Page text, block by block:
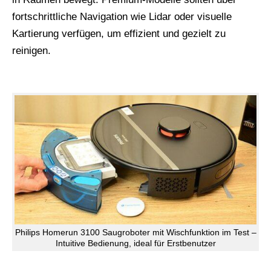
fortschrittliche Navigation wie Lidar oder visuelle
Kartierung verfügen, um effizient und gezielt zu
reinigen.
Philips Homerun 3100 Saugroboter mit Wischfunktion im Test –
Intuitive Bedienung, ideal für Erstbenutzer